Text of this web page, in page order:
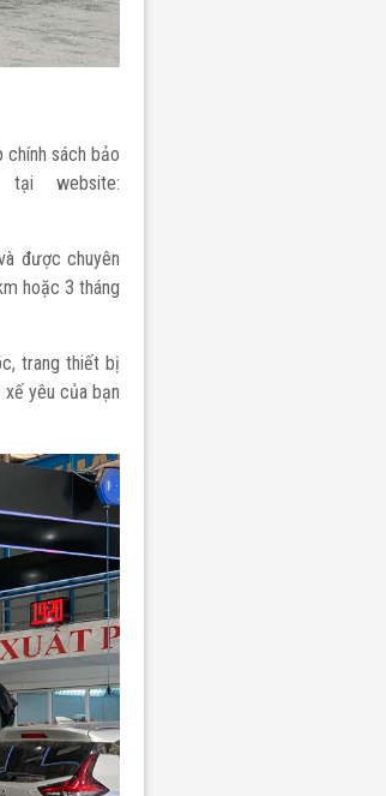
sách bảo
website:
được chuyên
hoặc 3 tháng
trang thiết bị
yêu của bạn